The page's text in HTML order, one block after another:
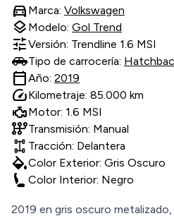
directions_car Marca: Volkswagen
layers Modelo: Gol Trend
tuneVersión: Trendline 1.6 MSI
Tipo de carrocería:
calendar_todayAño: 2019
speedKilometraje: 85.000 km
Motor: 1.6 MSI
auto_transmissionTransmisión: Manual
Tracción: Delantera
colorsColor Exterior: Gris Oscuro
Color Interior: Negro
2019 en gris oscuro